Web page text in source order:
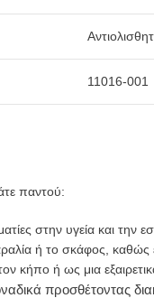
11016-001
παντού:
στην υγεία και την
ή το σκάφος, καθώς
κήπο ή ως μια
προσθέτοντας